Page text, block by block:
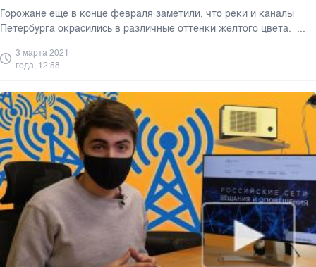
Горожане еще в конце февраля заметили, что реки и каналы
Петербурга окрасились в различные оттенки желтого цвета. ...
3 марта 2021
года, 12:58